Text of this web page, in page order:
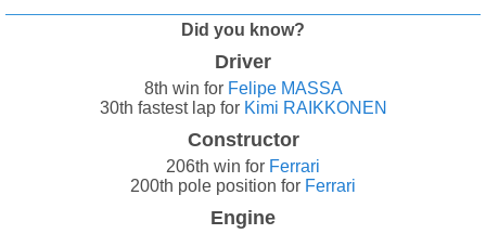
Did you know?
Driver
8th win for Felipe MASSA
30th fastest lap for Kimi RAIKKONEN
Constructor
206th win for Ferrari
200th pole position for Ferrari
Engine